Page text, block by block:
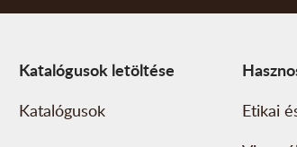
Katalógusok letöltése
Katalógusok
Etikai